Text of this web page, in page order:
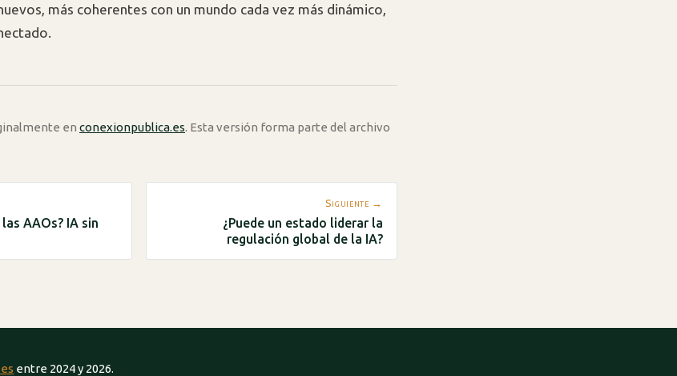
más coherentes con un mundo cada vez más dinámico,
en conexionpublica.es. Esta versión forma parte del archivo
AAOs? IA sin
Siguiente →
¿Puede un estado liderar la
regulación global de la IA?
entre 2024 y 2026.